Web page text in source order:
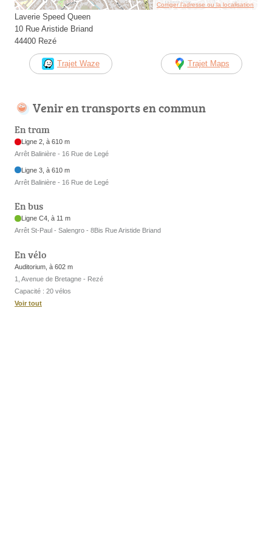
Corriger l’adresse ou la localisation
Laverie Speed Queen
10 Rue Aristide Briand
44400 Rezé
Trajet Waze Trajet Maps
Venir en transports en commun
En tram
Ligne 2, à 610 m
Arrêt Balinière - 16 Rue de Legé
Ligne 3, à 610 m
Arrêt Balinière - 16 Rue de Legé
En bus
Ligne C4, à 11 m
Arrêt St-Paul - Salengro - 8Bis Rue Aristide Briand
En vélo
Auditorium, à 602 m
1, Avenue de Bretagne - Rezé
Capacité : 20 vélos
Voir tout